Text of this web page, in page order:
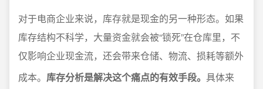
对于电商企业来说，库存就是现金的另一种形态。如果
库存结构不科学，大量资金就会被“锁死”在仓库里，不
仅影响企业现金流，还会带来仓储、物流、损耗等额外
成本。 库存分析是解决这个痛点的有效手段。 具体来